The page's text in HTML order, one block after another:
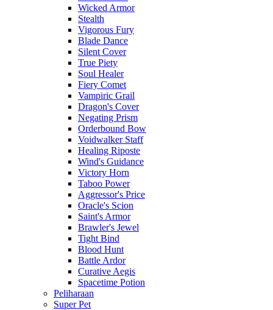
Wicked Armor
Stealth
Vigorous Fury
Blade Dance
Silent Cover
True Piety
Soul Healer
Fiery Comet
Vampiric Grail
Dragon's Cover
Negating Prism
Orderbound Bow
Voidwalker Staff
Healing Riposte
Wind's Guidance
Victory Horn
Taboo Power
Aggressor's Price
Oracle's Scion
Saint's Armor
Brawler's Jewel
Tight Bind
Blood Hunt
Battle Ardor
Curative Aegis
Spacetime Potion
Peliharaan
Super Pet